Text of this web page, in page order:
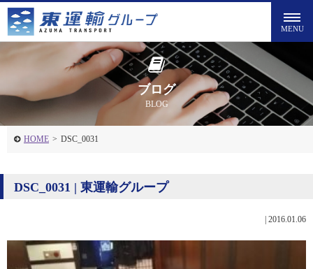
ブログ
BLOG
HOME > DSC_0031
DSC_0031 | 東運輸グループ
2016.01.06